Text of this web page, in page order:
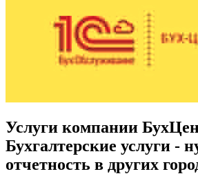
Услуги компании
Бухгалтерские услуги -
отчетность в других